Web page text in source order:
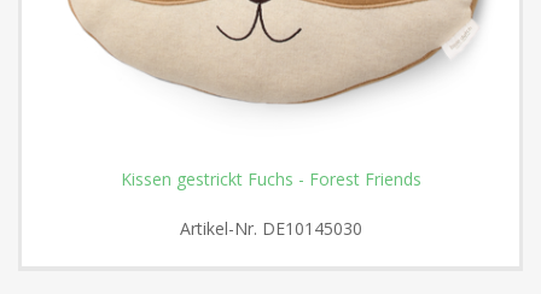
Kissen gestrickt Fuchs - Forest Friends
Artikel-Nr. DE10145030